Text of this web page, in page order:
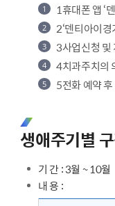
1휴대폰 앱 ‘
2‘덴티아이
3사업신청
4치과주치의
5전화 예약
생애주기별
기 간 : 3월 ~ 10월
내 용 :